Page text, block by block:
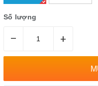
Số lượng
– +